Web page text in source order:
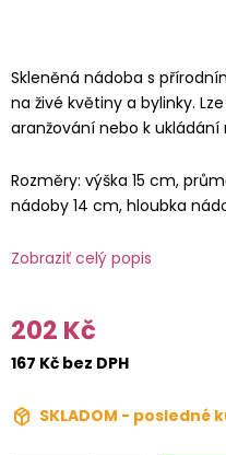
Skleněná nádoba s
na živé květiny a bylinky.
aranžování nebo k
Rozměry: výška 15 cm,
nádoby 14 cm, hloubka
Zobraziť celý popis
202 Kč
167 Kč bez DPH
SKLADOM - posledné